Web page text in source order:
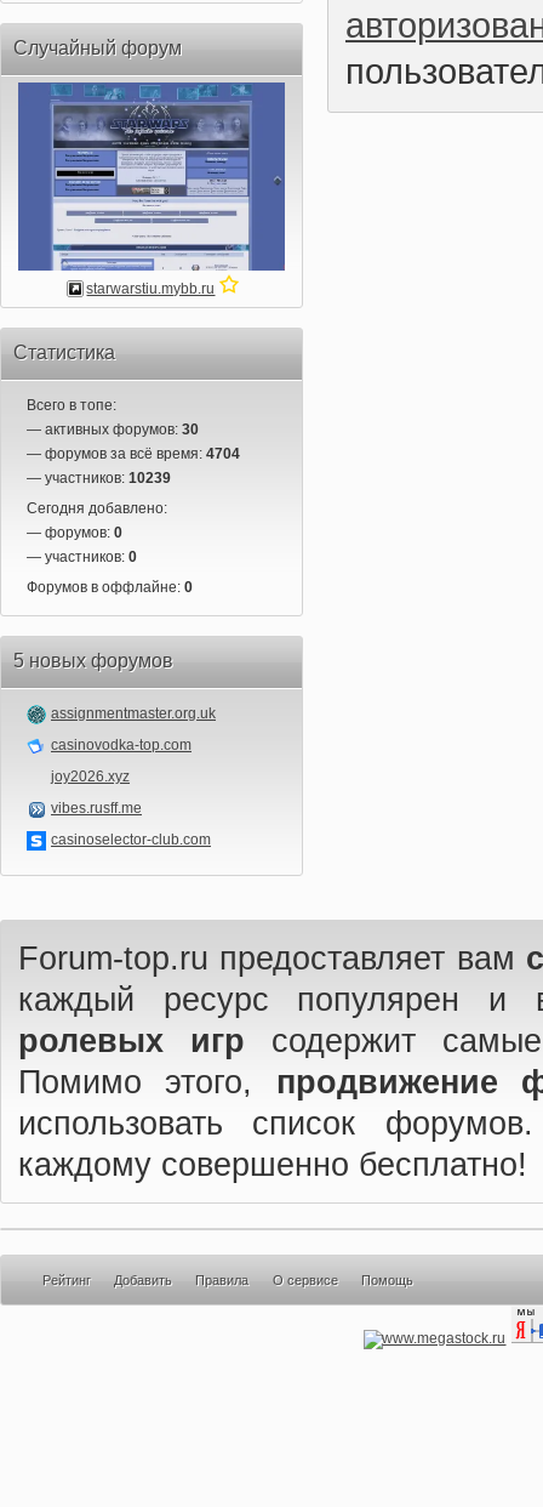
Случайный форум
starwarstiu.mybb.ru
Статистика
Всего в топе:
— активных форумов: 30
— форумов за всё время: 4704
— участников: 10239
Сегодня добавлено:
— форумов: 0
— участников: 0
Форумов в оффлайне: 0
5 новых форумов
assignmentmaster.org.uk
casinovodka-top.com
joy2026.xyz
vibes.rusff.me
casinoselector-club.com
Forum-top.ru предоставляет вам
каждый ресурс популярен
ролевых игр содержит
Помимо этого, продвижение
использовать список
каждому совершенно бесплатно!
Рейтинг Добавить Правила О сервисе Помощь